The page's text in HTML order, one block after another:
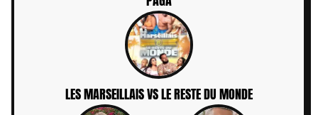
LES MARSEILLAIS VS LE RESTE DU MONDE